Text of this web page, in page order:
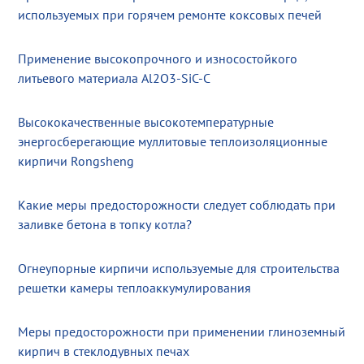
используемых при горячем ремонте коксовых печей
Применение высокопрочного и износостойкого
литьевого материала Al2O3-SiC-C
Высококачественные высокотемпературные
энергосберегающие муллитовые теплоизоляционные
кирпичи Rongsheng
Какие меры предосторожности следует соблюдать при
заливке бетона в топку котла?
Огнеупорные кирпичи используемые для строительства
решетки камеры теплоаккумулирования
Меры предосторожности при применении глиноземный
кирпич в стеклодувных печах